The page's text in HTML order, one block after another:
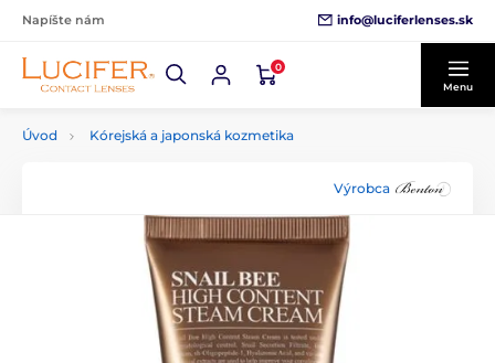
Napíšte nám info@luciferlenses.sk
0
Menu
Úvod Kórejská a japonská kozmetika
Výrobca